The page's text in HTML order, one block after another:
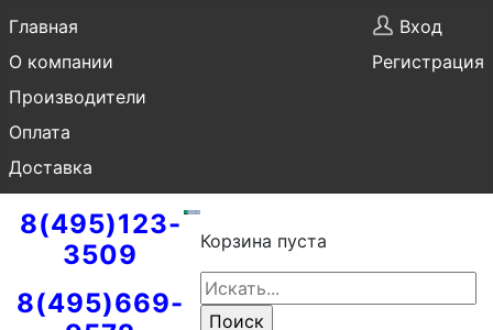
Главная
О компании
Производители
Оплата
Доставка
Вход
Регистрация
8(495)123-
3509
8(495)669-
Корзина пуста